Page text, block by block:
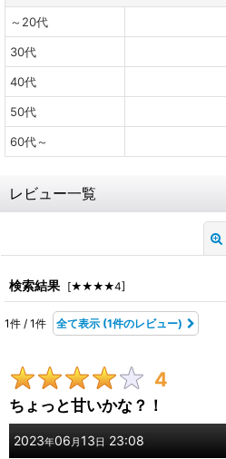
～20代
30代
40代
50代
60代～
レビュー一覧
レビュー検索:
期間
画像:
星の数 :
検索結果 [★★★★4]
1件 / 1件 全て表示 (1件のレビュー)
4
ちょっと甘いかな？！
2023年06 月13日 23:08